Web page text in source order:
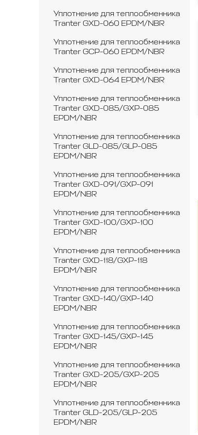
Уплотнение для теплообменника
Tranter GXD-060 EPDM/NBR
Уплотнение для теплообменника
Tranter GCP-060 EPDM/NBR
Уплотнение для теплообменника
Tranter GXD-064 EPDM/NBR
Уплотнение для теплообменника
Tranter GXD-085/GXP-085
EPDM/NBR
Уплотнение для теплообменника
Tranter GLD-085/GLP-085
EPDM/NBR
Уплотнение для теплообменника
Tranter GXD-091/GXP-091
EPDM/NBR
Уплотнение для теплообменника
Tranter GXD-100/GXP-100
EPDM/NBR
Уплотнение для теплообменника
Tranter GXD-118/GXP-118
EPDM/NBR
Уплотнение для теплообменника
Tranter GXD-140/GXP-140
EPDM/NBR
Уплотнение для теплообменника
Tranter GXD-145/GXP-145
EPDM/NBR
Уплотнение для теплообменника
Tranter GXD-205/GXP-205
EPDM/NBR
Уплотнение для теплообменника
Tranter GLD-205/GLP-205
EPDM/NBR